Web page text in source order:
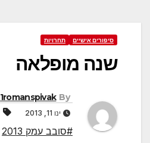
סיפורים אישיים תחרויות
שנה מופלאה
By
1romanspivak
ינו 11, 2013
#סובב עמק 2013